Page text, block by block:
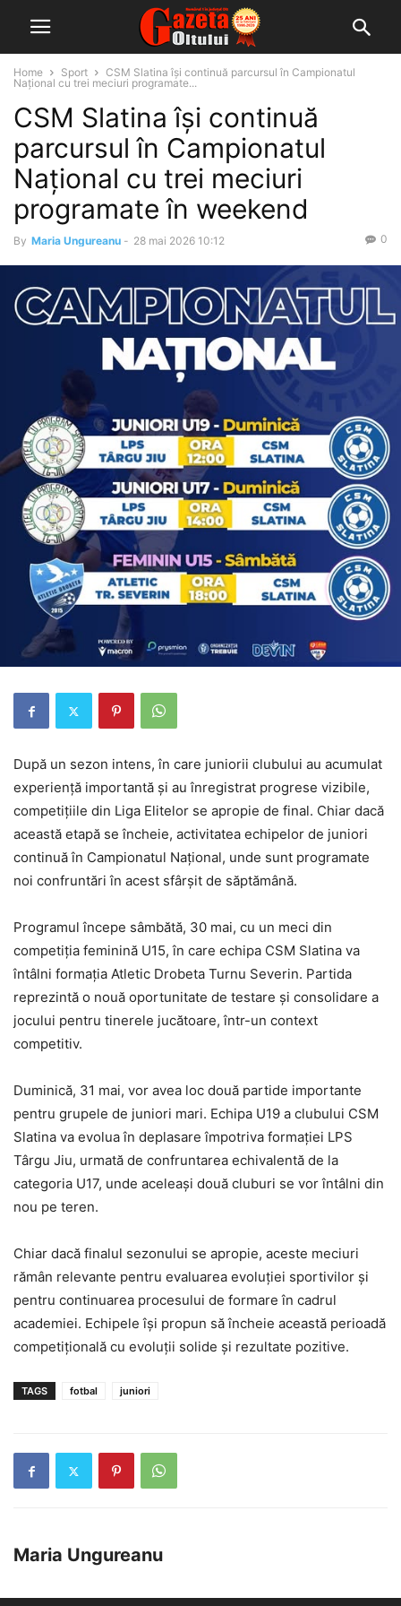
Home Sport
CSM Slatina își continuă parcursul în Campionatul
Național cu trei meciuri programate...
CSM Slatina își continuă
parcursul în Campionatul
Național cu trei meciuri
programate în weekend
By Maria Ungureanu - 28 mai 2026 10:12 0
După un sezon intens, în care juniorii clubului au acumulat
experiență importantă și au înregistrat progrese vizibile,
competițiile din Liga Elitelor se apropie de final. Chiar dacă
această etapă se încheie, activitatea echipelor de juniori
continuă în Campionatul Național, unde sunt programate
noi confruntări în acest sfârșit de săptămână.
Programul începe sâmbătă, 30 mai, cu un meci din
competiția feminină U15, în care echipa CSM Slatina va
întâlni formația Atletic Drobeta Turnu Severin. Partida
reprezintă o nouă oportunitate de testare și consolidare a
jocului pentru tinerele jucătoare, într-un context
competitiv.
Duminică, 31 mai, vor avea loc două partide importante
pentru grupele de juniori mari. Echipa U19 a clubului CSM
Slatina va evolua în deplasare împotriva formației LPS
Târgu Jiu, urmată de confruntarea echivalentă de la
categoria U17, unde aceleași două cluburi se vor întâlni din
nou pe teren.
Chiar dacă finalul sezonului se apropie, aceste meciuri
rămân relevante pentru evaluarea evoluției sportivilor și
pentru continuarea procesului de formare în cadrul
academiei. Echipele își propun să încheie această perioadă
competițională cu evoluții solide și rezultate pozitive.
TAGS fotbal juniori
Maria Ungureanu